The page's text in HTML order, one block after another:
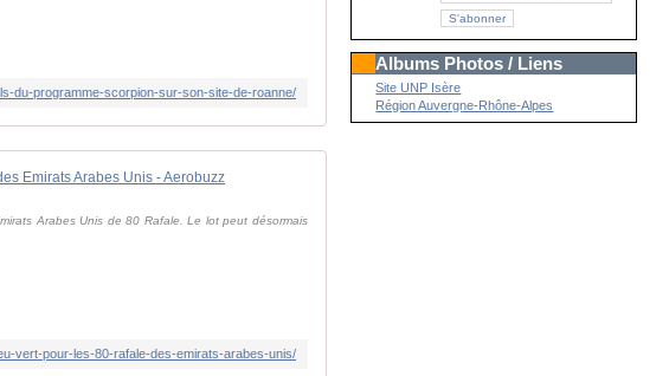
du-programme-scorpion-sur-son-site-de-roanne/
Emirats Arabes Unis - Aerobuzz
Arabes Unis de 80 Rafale. Le lot peut désormais
vert-pour-les-80-rafale-des-emirats-arabes-unis/
Albums Photos / Liens
Site UNP Isère
Région Auvergne-Rhône-Alpes